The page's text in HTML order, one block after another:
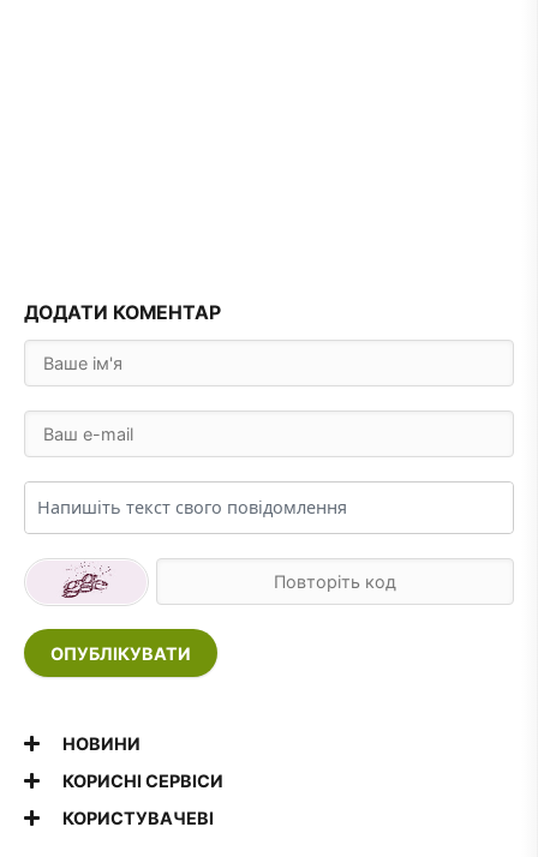
ДОДАТИ КОМЕНТАР
ОПУБЛІКУВАТИ
НОВИНИ
КОРИСНІ СЕРВІСИ
КОРИСТУВАЧЕВІ